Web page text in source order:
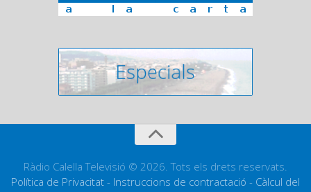
Ràdio Calella Televisió © 2026. Tots els drets reservats.
Política de Privacitat - Instruccions de contractació - Càlcul del